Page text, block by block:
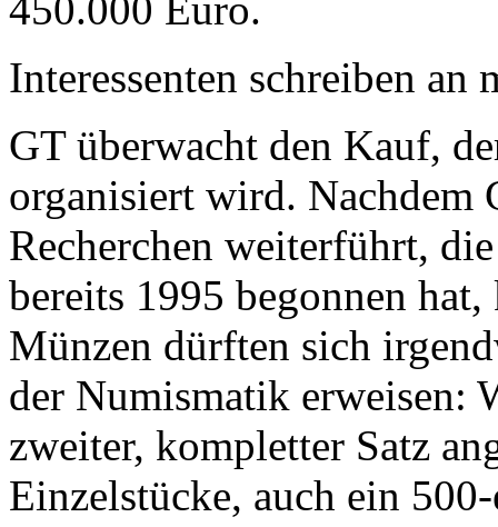
Interessenten schreiben
GT überwacht den Kauf,
organisiert wird. Nachdem
Recherchen weiterführt,
bereits 1995 begonnen
Münzen dürften sich
der Numismatik erweisen:
zweiter, kompletter Satz
Einzelstücke, auch ein